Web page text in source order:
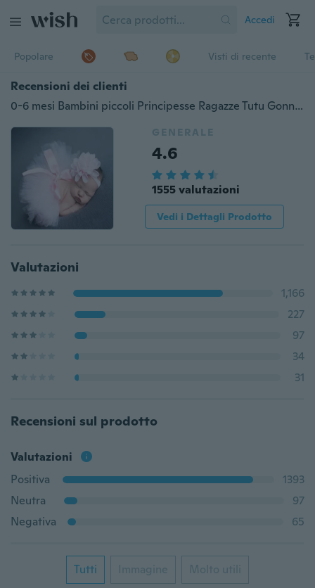
Accedi
Popolare Visti di recente
Recensioni dei clienti
0-6 mesi Bambini piccoli Principesse Ragazze Tutu Gonna Fascia Set di fiori Chiffon Fascia per capelli Fascia in pizzo Fotografia Prop
GENERALE
4.6
1555 valutazioni
Vedi i Dettagli Prodotto
Valutazioni
1,166
227
97
34
31
Recensioni sul prodotto
Valutazioni
Positiva
1393
Neutra
97
Negativa
65
Tutti Immagine Molto utili